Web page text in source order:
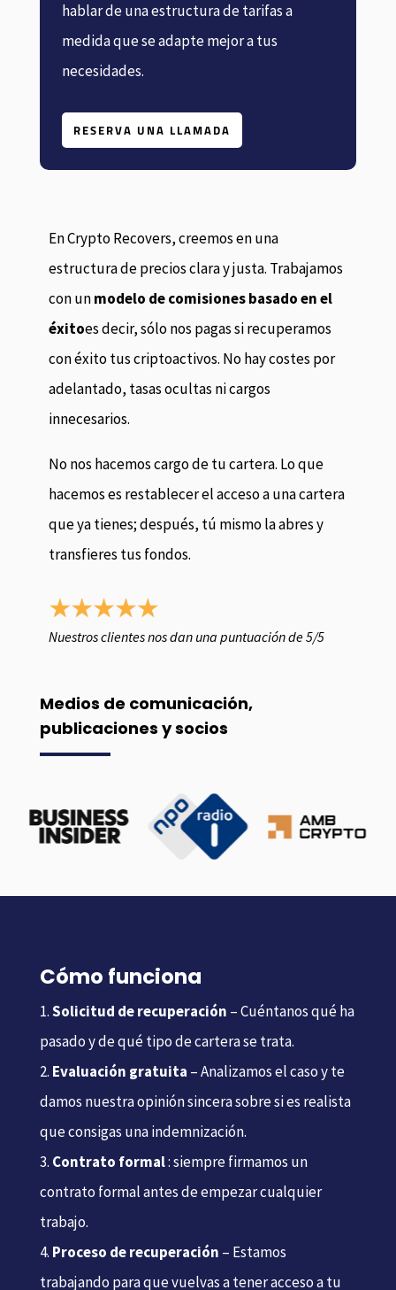
hablar de una estructura de tarifas a
medida que se adapte mejor a tus
necesidades.
RESERVA UNA LLAMADA
En Crypto Recovers, creemos en una
estructura de precios clara y justa. Trabajamos
con unmodelo de comisiones basado en el
éxitoes decir, sólo nos pagas si recuperamos
con éxito tus criptoactivos. No hay costes por
adelantado, tasas ocultas ni cargos
innecesarios.
No nos hacemos cargo de tu cartera. Lo que
hacemos es restablecer el acceso a una cartera
que ya tienes; después, tú mismo la abres y
transfieres tus fondos.
Nuestros clientes nos dan una puntuación de 5/5
Medios de comunicación,
publicaciones y socios
Cómo funciona
Solicitud de recuperación – Cuéntanos qué ha
pasado y de qué tipo de cartera se trata.
Evaluación gratuita – Analizamos el caso y te
damos nuestra opinión sincera sobre si es realista
que consigas una indemnización.
Contrato formal: siempre firmamos un
contrato formal antes de empezar cualquier
trabajo.
Proceso de recuperación – Estamos
trabajando para que vuelvas a tener acceso a tu